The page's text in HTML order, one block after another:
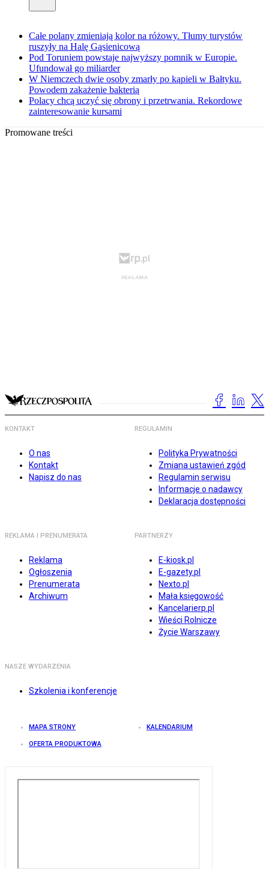
Całe polany zmieniają kolor na różowy. Tłumy turystów
ruszyły na Halę Gąsienicową
Pod Toruniem powstaje najwyższy pomnik w Europie.
Ufundował go miliarder
W Niemczech dwie osoby zmarły po kąpieli w Bałtyku.
Powodem zakażenie bakterią
Polacy chcą uczyć się obrony i przetrwania. Rekordowe
zainteresowanie kursami
Promowane treści
KONTAKT
O nas
Kontakt
Napisz do nas
REGULAMIN
Polityka Prywatności
Zmiana ustawień zgód
Regulamin serwisu
Informacje o nadawcy
Deklaracja dostępności
REKLAMA I PRENUMERATA
Reklama
Ogłoszenia
Prenumerata
Archiwum
PARTNERZY
E-kiosk.pl
E-gazety.pl
Nexto.pl
Mała księgowość
Kancelarierp.pl
Wieści Rolnicze
Życie Warszawy
NASZE WYDARZENIA
Szkolenia i konferencje
MAPA STRONY KALENDARIUM
OFERTA PRODUKTOWA